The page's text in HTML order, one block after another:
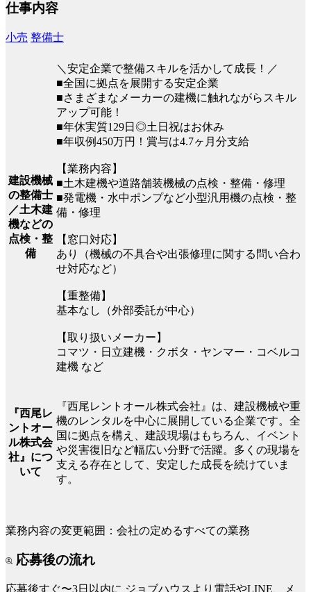
仕事内容
小売 整備士
建設機械
の整備士
／土木建
機などの
点検・整
備
＼安定企業で整備スキルを活かして成長！／
■全国に拠点を展開する安定企業
■さまざまなメーカーの建機に触れながらスキル
アップ可能！
■年休実質129日◎土日祝はお休み
■年収例450万円！賞与は4.7ヶ月分支給
【業務内容】
■土木建機や道路舗装機械の点検・整備・修理
■発電機・水中ポンプなど小型汎用機の点検・整
備・修理
【窓口対応】
あり（機械の不具合や出張修理に関する問い合わ
せ対応など）
【重整備】
基本なし（外部委託が中心）
【取り扱いメーカー】
コマツ・日立建機・クボタ・ヤンマー・コベルコ
建機 など
『西尾レ
ントオー
ル株式会
社』につ
いて
『西尾レントオール株式会社』は、建設機械や重
機のレンタルを中心に展開している企業です。全
国に拠点を構え、建設現場はもちろん、イベント
や災害復旧など幅広い分野で活躍。多くの現場を
支える存在として、安定した成長を続けていま
す。
業務内容の変更範囲：会社の定めるすべての業務
応募後の流れ
応募後すぐ〜3日以内に ジョブハウスより電話やLINE、メ